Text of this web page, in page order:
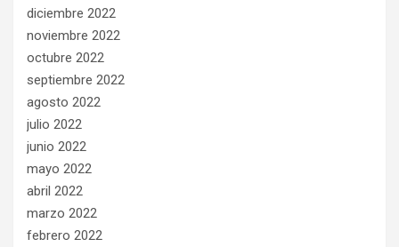
diciembre 2022
noviembre 2022
octubre 2022
septiembre 2022
agosto 2022
julio 2022
junio 2022
mayo 2022
abril 2022
marzo 2022
febrero 2022